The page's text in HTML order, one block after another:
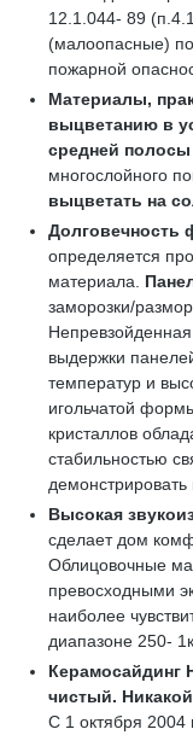
12.1.044- 89
(малоопасные)
пожарной
Материалы,
выцветанию в
средней
многослойного
выцветать на
Долговечность
определяется
материала.
заморозки/
выдержки
температур и
игольчатой
кристаллов
стабильностью
Высокая
сделает дом
Облицовочные
превосходными
наиболее
диапазоне 250-
Керамосайдинг
чистый.
С 1 октября 2004